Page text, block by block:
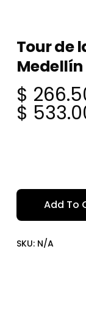
Tour de
Medellín
$
$
Add To
SKU: N/A